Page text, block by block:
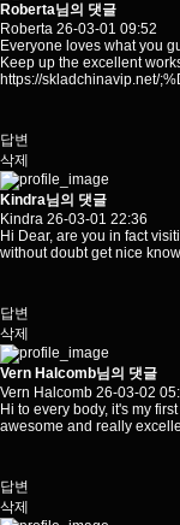
Roberta님의 댓글
Roberta 26-03-01 09:52
Everyone loves what you
Keep up the excellent
https://skladchinavip.net/
답변
삭제
Kindra님의 댓글
Kindra 26-03-01 22:36
Hi Dear, are you in fact
without doubt get nice
답변
삭제
Vern Halcomb님의 댓글
Vern Halcomb 26-03-02
Hi to every body, it's my
awesome and really
답변
삭제